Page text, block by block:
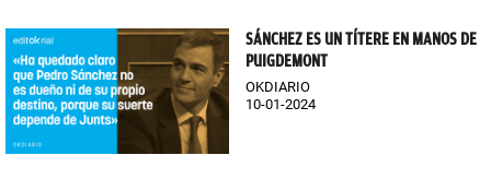
SÁNCHEZ ES UN TÍTERE EN MANOS DE
PUIGDEMONT
OKDIARIO
10-01-2024